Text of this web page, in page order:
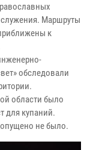
Маршруты
к
обследовали
области было
для купаний.
не было.